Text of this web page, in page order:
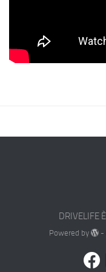
DRIVELIFE
Powered by -